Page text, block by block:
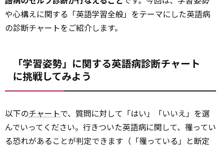
や心構えに関する「英語学習全般」をテーマにした英語病
の診断チャートをご紹介します。
「学習姿勢」に関する英語病診断チャート
に挑戦してみよう
以下のチャートで、質問に対して「はい」「いいえ」を選
んでいってください。行きついた英語病に関して、罹ってい
る恐れがあることが判定できます（「罹っている」と断定